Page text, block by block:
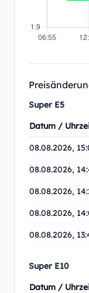
Super E5
Datum /
08.08.2026,
08.08.2026,
08.08.2026,
08.08.2026,
08.08.2026,
Super E10
Datum /